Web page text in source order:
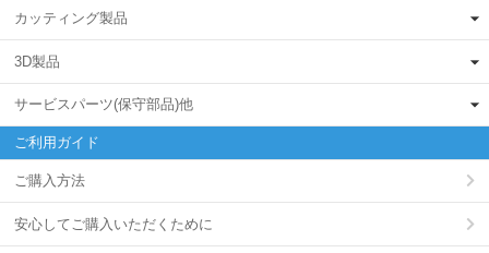
カッティング製品
3D製品
サービスパーツ(保守部品)他
ご利用ガイド
ご購入方法
安心してご購入いただくために